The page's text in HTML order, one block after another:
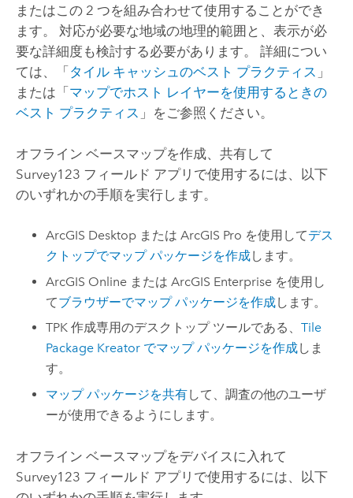
またはこの 2 つを組み合わせて使用することができ
ます。 対応が必要な地域の地理的範囲と、表示が必
要な詳細度も検討する必要があります。 詳細につい
ては、「タイル キャッシュのベスト プラクティス 」
または「マップでホスト レイヤーを使用するときの
ベスト プラクティス 」をご参照ください。
オフライン ベースマップを作成、共有して
Survey123 フィールド アプリで使用するには、以下
のいずれかの手順を実行します。
ArcGIS Desktop またはArcGIS Pro を使用してデス
クトップでマップ パッケージを作成します。
ArcGIS Online またはArcGIS Enterprise を使用し
てブラウザーでマップ パッケージを作成します。
TPK 作成専用のデスクトップ ツールである、Tile
Package Kreator でマップ パッケージを作成しま
す。
マップ パッケージを共有して、調査の他のユーザ
ーが使用できるようにします。
オフライン ベースマップをデバイスに入れて
Survey123 フィールド アプリで使用するには、以下